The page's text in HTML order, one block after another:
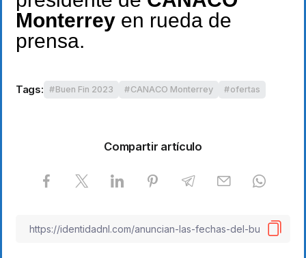
Monterrey en rueda de
prensa.
Tags: Buen Fin 2023 CANACO Monterrey ofertas
Compartir artículo